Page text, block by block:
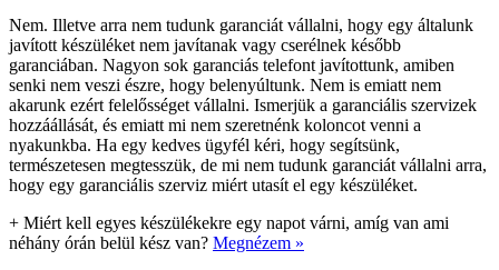
Nem. Illetve arra nem tudunk garanciát vállalni, hogy egy általunk
javított készüléket nem javítanak vagy cserélnek később
garanciában. Nagyon sok garanciás telefont javítottunk, amiben
senki nem veszi észre, hogy belenyúltunk. Nem is emiatt nem
akarunk ezért felelősséget vállalni. Ismerjük a garanciális szervizek
hozzáállását, és emiatt mi nem szeretnénk koloncot venni a
nyakunkba. Ha egy kedves ügyfél kéri, hogy segítsünk,
természetesen megtesszük, de mi nem tudunk garanciát vállalni arra,
hogy egy garanciális szerviz miért utasít el egy készüléket.
+ Miért kell egyes készülékekre egy napot várni, amíg van ami
néhány órán belül kész van? Megnézem »